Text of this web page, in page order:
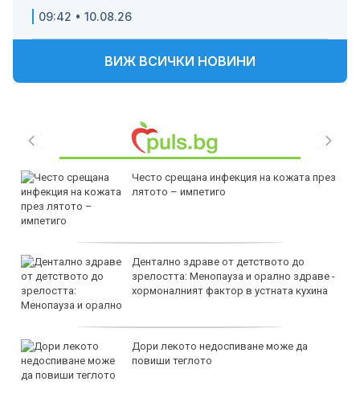
09:42 • 10.08.26
ВИЖ ВСИЧКИ НОВИНИ
Често срещана инфекция на кожата през
лятото – импетиго
Дентално здраве от детството до
зрелостта: Менопауза и орално здраве -
хормоналният фактор в устната кухина
Дори лекото недоспиване може да
повиши теглото